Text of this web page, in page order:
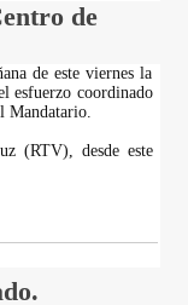
de
de este viernes la
esfuerzo coordinado
Mandatario.
(RTV), desde este